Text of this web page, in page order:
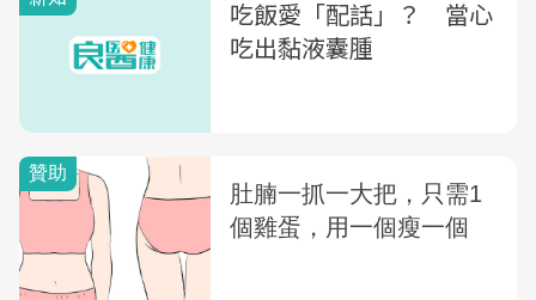
吃飯愛「配話」？ 當心
吃出黏液囊腫